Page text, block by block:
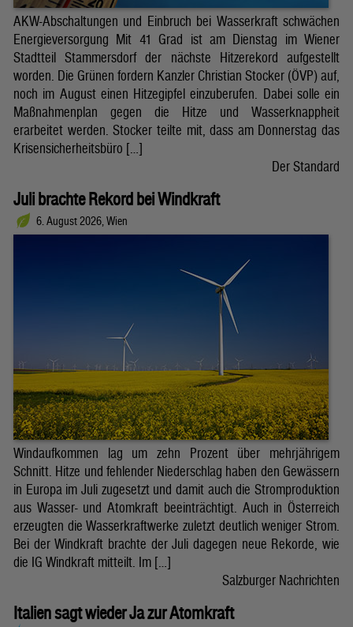
AKW-Abschaltungen und Einbruch bei Wasserkraft schwächen
Energieversorgung Mit 41 Grad ist am Dienstag im Wiener
Stadtteil Stammersdorf der nächste Hitzerekord aufgestellt
worden. Die Grünen fordern Kanzler Christian Stocker (ÖVP) auf,
noch im August einen Hitzegipfel einzuberufen. Dabei solle ein
Maßnahmenplan gegen die Hitze und Wasserknappheit
erarbeitet werden. Stocker teilte mit, dass am Donnerstag das
Krisensicherheitsbüro […]
Der Standard
Juli brachte Rekord bei Windkraft
6. August 2026, Wien
Windaufkommen lag um zehn Prozent über mehrjährigem
Schnitt. Hitze und fehlender Niederschlag haben den Gewässern
in Europa im Juli zugesetzt und damit auch die Stromproduktion
aus Wasser- und Atomkraft beeinträchtigt. Auch in Österreich
erzeugten die Wasserkraftwerke zuletzt deutlich weniger Strom.
Bei der Windkraft brachte der Juli dagegen neue Rekorde, wie
die IG Windkraft mitteilt. Im […]
Salzburger Nachrichten
Italien sagt wieder Ja zur Atomkraft